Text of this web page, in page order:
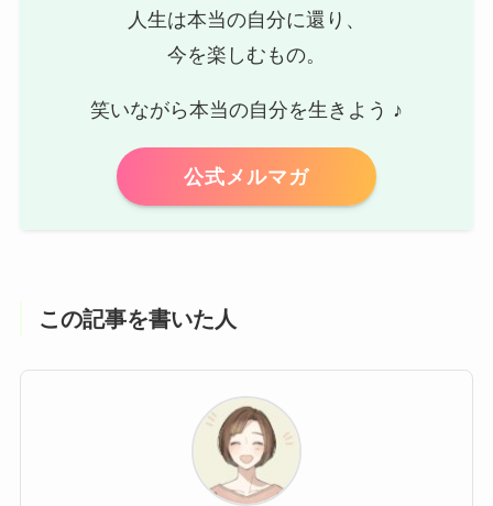
人生は本当の自分に還り、
今を楽しむもの。
笑いながら本当の自分を生きよう ♪
公式メルマガ
この記事を書いた人